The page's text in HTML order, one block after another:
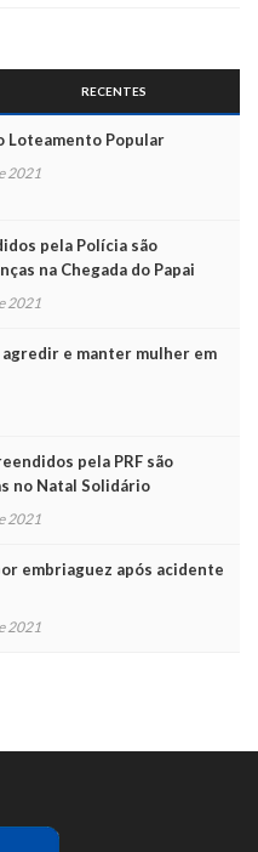
RECENTES
Loteamento Popular
2021
pela Polícia são
na Chegada do Papai
2021
e manter mulher em
pela PRF são
no Natal Solidário
2021
embriaguez após acidente
2021